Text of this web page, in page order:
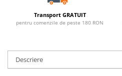
Transport GRATUIT
pentru comenzile de peste 180 RON
Descriere